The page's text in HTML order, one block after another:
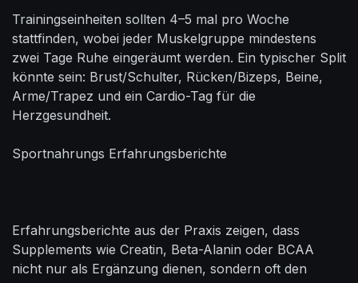
Trainingseinheiten sollten 4–5 mal pro Woche
stattfinden, wobei jeder Muskelgruppe mindestens
zwei Tage Ruhe eingeräumt werden. Ein typischer Split
könnte sein: Brust/Schulter, Rücken/Bizeps, Beine,
Arme/Trapez und ein Cardio-Tag für die
Herzgesundheit.
Sportnahrungs Erfahrungsberichte
Erfahrungsberichte aus der Praxis zeigen, dass
Supplements wie Creatin, Beta-Alanin oder BCAA
nicht nur als Ergänzung dienen, sondern oft den